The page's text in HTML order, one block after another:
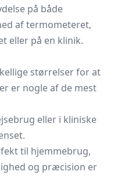
på både
af termometeret,
eller på en klinik.
størrelser for at
er nogle af de mest
eller i kliniske
til hjemmebrug,
og præcision er